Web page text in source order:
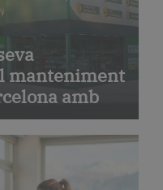
manteniment
amb